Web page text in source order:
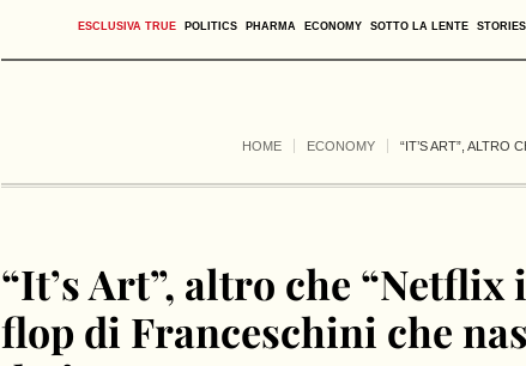
ESCLUSIVA TRUE POLITICS PHARMA ECONOMY SOTTO LA LENTE STORIES
HOME ECONOMY “IT’S ART”, ALTRO
“It’s Art”, altro che “Netflix
flop di Franceschini che